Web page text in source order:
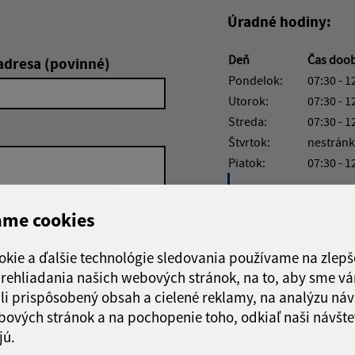
cookies
a ďalšie technológie sledovania používame na
našich webových stránok, na to, aby sme
prispôsobený obsah a cielené reklamy, na analýzu
stránok a na pochopenie toho, odkiaľ naši
(povinné)
Google reCaptcha Response
Odoslať
správu
Úradné hodiny:
Deň Čas
Pondelok:
07:30 -
Utorok:
07:30 -
Streda:
07:30 -
Štvrtok:
Piatok:
07:30 -